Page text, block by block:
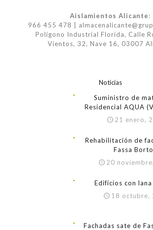
Aislamientos Alicante:
966 455 478 |
Polígono Industrial Florida, Calle
Vientos, 32, Nave 16, 03007
Noticias
Suministro de
Residencial AQUA
21 enero,
Rehabilitación de
Fassa
20
Edificios con
18 octubre,
Fachadas sate de